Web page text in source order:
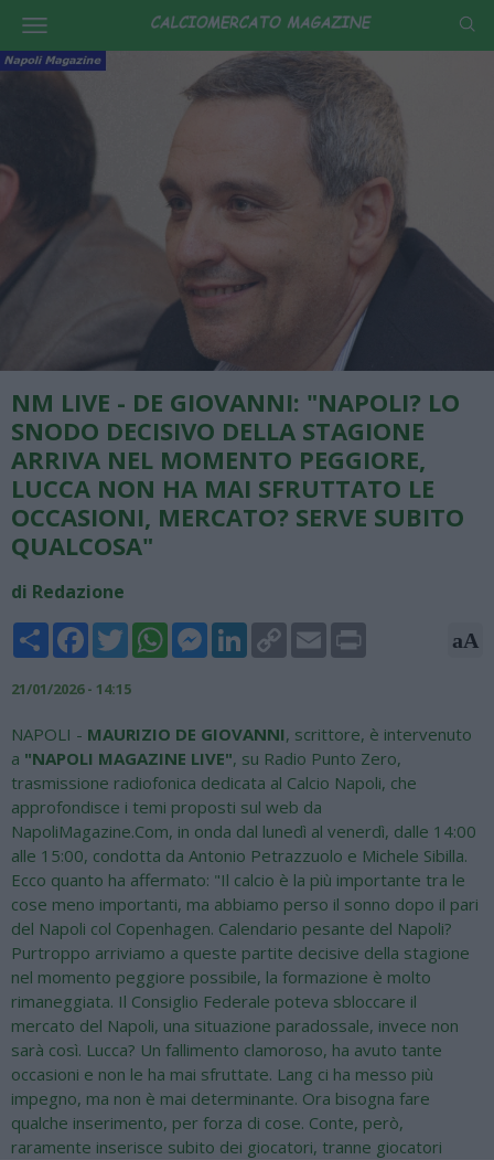
NM LIVE - DE GIOVANNI: "NAPOLI? LO
SNODO DECISIVO DELLA STAGIONE
ARRIVA NEL MOMENTO PEGGIORE,
LUCCA NON HA MAI SFRUTTATO LE
OCCASIONI, MERCATO? SERVE SUBITO
QUALCOSA"
di Redazione
Share FacebookTwitterWhatsAppMessengerLinkedInCopy
Link
Email aA
21/01/2026 - 14:15
NAPOLI - MAURIZIO DE GIOVANNI, scrittore, è intervenuto
a "NAPOLI MAGAZINE LIVE", su Radio Punto Zero,
trasmissione radiofonica dedicata al Calcio Napoli, che
approfondisce i temi proposti sul web da
NapoliMagazine.Com, in onda dal lunedì al venerdì, dalle 14:00
alle 15:00, condotta da Antonio Petrazzuolo e Michele Sibilla.
Ecco quanto ha affermato: "Il calcio è la più importante tra le
cose meno importanti, ma abbiamo perso il sonno dopo il pari
del Napoli col Copenhagen. Calendario pesante del Napoli?
Purtroppo arriviamo a queste partite decisive della stagione
nel momento peggiore possibile, la formazione è molto
rimaneggiata. Il Consiglio Federale poteva sbloccare il
mercato del Napoli, una situazione paradossale, invece non
sarà così. Lucca? Un fallimento clamoroso, ha avuto tante
occasioni e non le ha mai sfruttate. Lang ci ha messo più
impegno, ma non è mai determinante. Ora bisogna fare
qualche inserimento, per forza di cose. Conte, però,
raramente inserisce subito dei giocatori, tranne giocatori